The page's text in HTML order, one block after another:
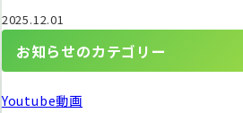
2025.12.01
お知らせのカテゴリー
Youtube動画